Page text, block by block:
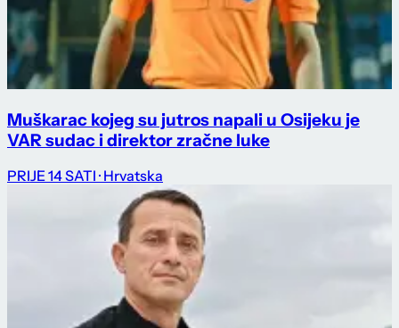
Muškarac kojeg su jutros napali u Osijeku je
VAR sudac i direktor zračne luke
PRIJE 14 SATI · Hrvatska